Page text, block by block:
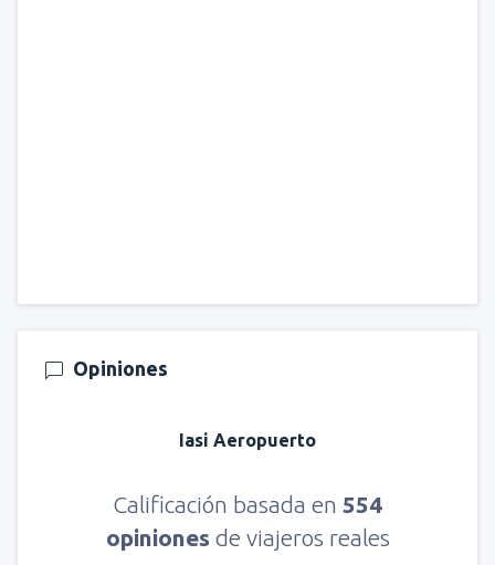
Opiniones
Iasi Aeropuerto
Calificación basada en 554
opiniones de viajeros reales